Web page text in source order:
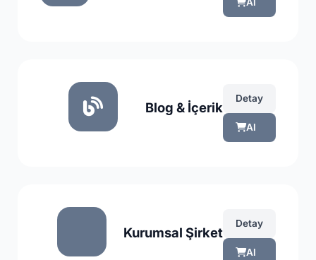
Blog & İçerik
Detay
Al
Kurumsal Şirket
Detay
Al